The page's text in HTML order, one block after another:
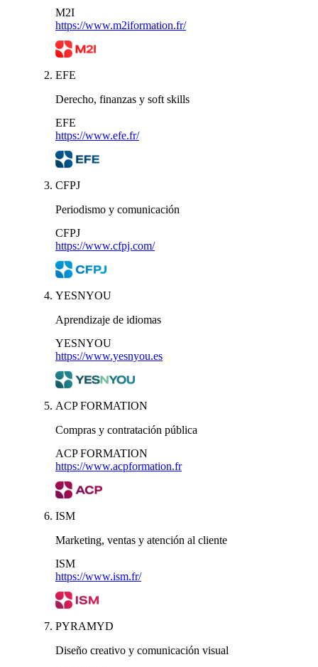
M2I
https://www.m2iformation.fr/
EFE
Derecho, finanzas y soft skills
EFE
https://www.efe.fr/
CFPJ
Periodismo y comunicación
CFPJ
https://www.cfpj.com/
YESNYOU
Aprendizaje de idiomas
YESNYOU
https://www.yesnyou.es
ACP FORMATION
Compras y contratación pública
ACP FORMATION
https://www.acpformation.fr
ISM
Marketing, ventas y atención al cliente
ISM
https://www.ism.fr/
PYRAMYD
Diseño creativo y comunicación visual